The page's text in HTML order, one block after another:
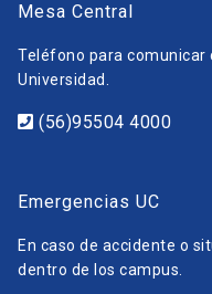
Mesa Central
Teléfono para comunicar
Universidad.
(56)95504 4000
Emergencias UC
En caso de accidente o
dentro de los campus.